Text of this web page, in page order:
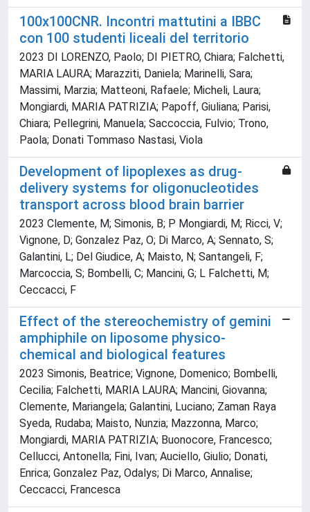
100x100CNR. Incontri mattutini a IBBC
con 100 studenti liceali del territorio
2023 DI LORENZO, Paolo; DI PIETRO, Chiara; Falchetti,
MARIA LAURA; Marazziti, Daniela; Marinelli, Sara;
Massimi, Marzia; Matteoni, Rafaele; Micheli, Laura;
Mongiardi, MARIA PATRIZIA; Papoff, Giuliana; Parisi,
Chiara; Pellegrini, Manuela; Saccoccia, Fulvio; Trono,
Paola; Donati Tommaso Nastasi, Viola
Development of lipoplexes as drug-
delivery systems for oligonucleotides
transport across blood brain barrier
2023 Clemente, M; Simonis, B; P Mongiardi, M; Ricci, V;
Vignone, D; Gonzalez Paz, O; Di Marco, A; Sennato, S;
Galantini, L; Del Giudice, A; Maisto, N; Santangeli, F;
Marcoccia, S; Bombelli, C; Mancini, G; L Falchetti, M;
Ceccacci, F
Effect of the stereochemistry of gemini
amphiphile on liposome physico-
chemical and biological features
2023 Simonis, Beatrice; Vignone, Domenico; Bombelli,
Cecilia; Falchetti, MARIA LAURA; Mancini, Giovanna;
Clemente, Mariangela; Galantini, Luciano; Zaman Raya
Syeda, Rudaba; Maisto, Nunzia; Mazzonna, Marco;
Mongiardi, MARIA PATRIZIA; Buonocore, Francesco;
Cellucci, Antonella; Fini, Ivan; Auciello, Giulio; Donati,
Enrica; Gonzalez Paz, Odalys; Di Marco, Annalise;
Ceccacci, Francesca